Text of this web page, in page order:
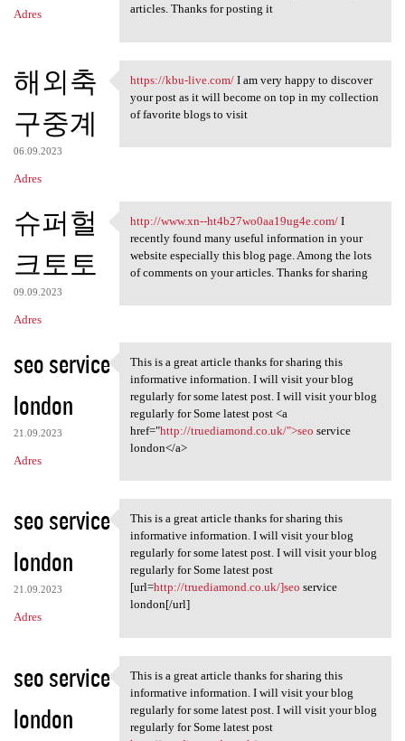
Adres
articles. Thanks for posting it
해외축
구중계
06.09.2023
Adres
https://kbu-live.com/ I am
https://kbu-live.com/I am very happy to discover
your post as it will become on top in my collection
of favorite blogs to visit
슈퍼헐
크토토
09.09.2023
Adres
http://www.xn-
http://www.xn--ht4b27wo0aa19ug4e.com/I
recently found many useful information in your
website especially this blog page. Among the lots
of comments on your articles. Thanks for sharing
seo service
london
21.09.2023
Adres
This is a great article
This is a great article thanks for sharing this
informative information. I will visit your blog
regularly for some latest post. I will visit your blog
regularly for Some latest post <a
href="http://truediamond.co.uk/">seo service
london</a>
seo service
london
21.09.2023
Adres
This is a great article
This is a great article thanks for sharing this
informative information. I will visit your blog
regularly for some latest post. I will visit your blog
regularly for Some latest post
[url=http://truediamond.co.uk/]seo service
london[/url]
seo service
london
This is a great article
This is a great article thanks for sharing this
informative information. I will visit your blog
regularly for some latest post. I will visit your blog
regularly for Some latest post